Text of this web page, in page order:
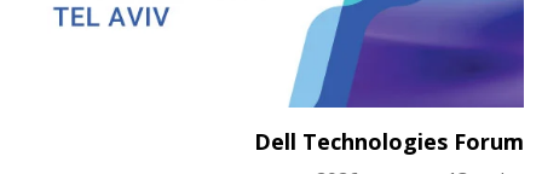
Dell Technologies Forum